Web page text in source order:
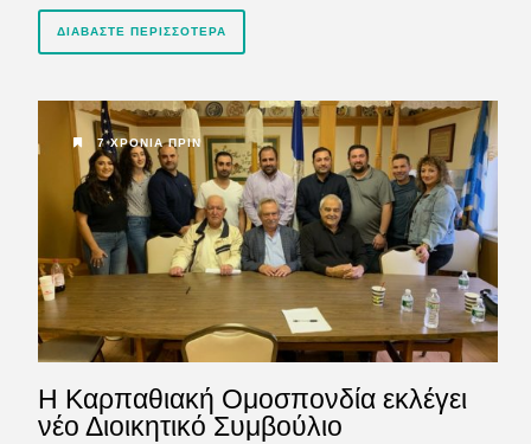
ΔΙΑΒΆΣΤΕ ΠΕΡΙΣΣΌΤΕΡΑ
7 ΧΡΌΝΙΑ ΠΡΙΝ
Η Καρπαθιακή Ομοσπονδία εκλέγει
νέο Διοικητικό Συμβούλιο